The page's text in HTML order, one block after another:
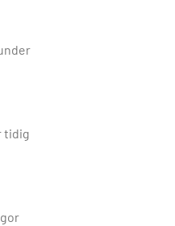
tidig